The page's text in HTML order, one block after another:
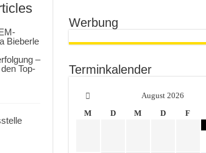
Bieberle
–
Top-
Werbung
Terminkalender
August 2026
M
D M D F